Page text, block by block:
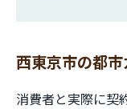
西東京市の都
消費者と実際に契